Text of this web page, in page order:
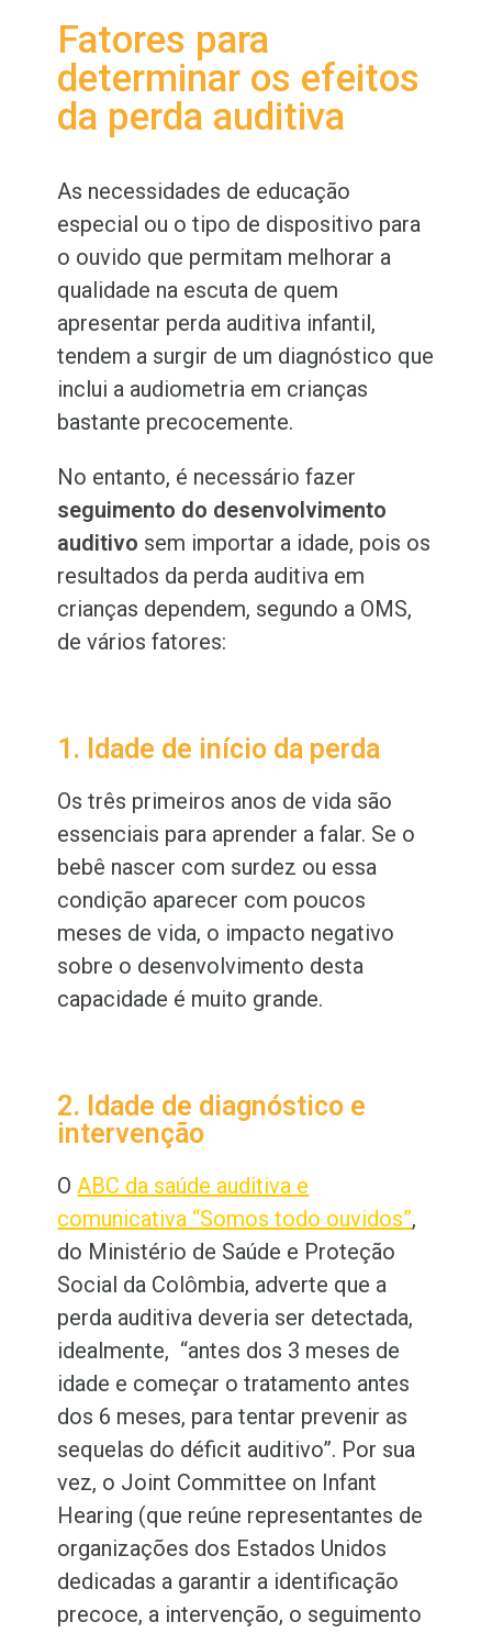
Fatores para
determinar os efeitos
da perda auditiva
As necessidades de educação
especial ou o tipo de dispositivo para
o ouvido que permitam melhorar a
qualidade na escuta de quem
apresentar perda auditiva infantil,
tendem a surgir de um diagnóstico que
inclui a audiometria em crianças
bastante precocemente.
No entanto, é necessário fazer
seguimento do desenvolvimento
auditivo sem importar a idade, pois os
resultados da perda auditiva em
crianças dependem, segundo a OMS,
de vários fatores:
1. Idade de início da perda
Os três primeiros anos de vida são
essenciais para aprender a falar. Se o
bebê nascer com surdez ou essa
condição aparecer com poucos
meses de vida, o impacto negativo
sobre o desenvolvimento desta
capacidade é muito grande.
2. Idade de diagnóstico e
intervenção
OABC da saúde auditiva e
comunicativa “Somos todo ouvidos”,
do Ministério de Saúde e Proteção
Social da Colômbia, adverte que a
perda auditiva deveria ser detectada,
idealmente, “antes dos 3 meses de
idade e começar o tratamento antes
dos 6 meses, para tentar prevenir as
sequelas do déficit auditivo”. Por sua
vez, o Joint Committee on Infant
Hearing (que reúne representantes de
organizações dos Estados Unidos
dedicadas a garantir a identificação
precoce, a intervenção, o seguimento